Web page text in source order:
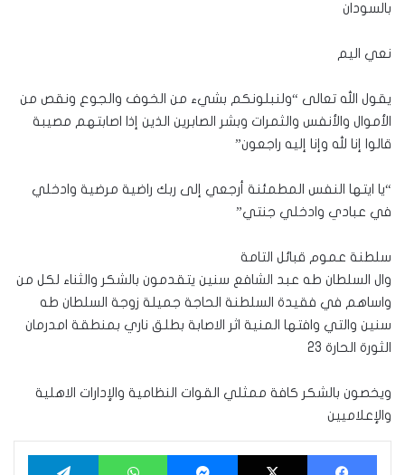
بالسودان
نعي اليم
يقول الله تعالى “ولنبلونكم بشيء من الخوف والجوع ونقص من
الأموال والأنفس والثمرات وبشر الصابرين الذين إذا اصابتهم مصيبة
قالوا إنا لله وإنا إليه راجعون”
“يا ايتها النفس المطمئنة أرجعي إلى ربك راضية مرضية وادخلي
في عبادي وادخلي جنتي”
سلطنة عموم قبائل التامة
وال السلطان طه عبد الشافع سنين يتقدمون بالشكر والثناء لكل من
واساهم في فقيدة السلطنة الحاجة جميلة زوجة السلطان طه
سنين والتي وافتها المنية اثر الاصابة بطلق ناري بمنطقة امدرمان
الثورة الحارة 23
ويخصون بالشكر كافة ممثلي القوات النظامية والإدارات الاهلية
والإعلاميين
فيسبوك ‫X ماسنجر واتساب